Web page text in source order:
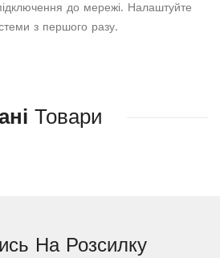
до мережі. Налаштуйте
з першого разу.
Товари
На Розсилку